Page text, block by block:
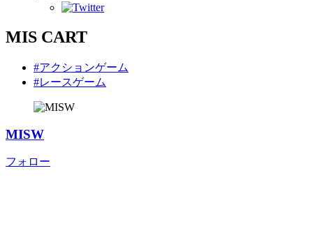
MIS CART
#アクションゲーム
#レースゲーム
MISW
フォロー